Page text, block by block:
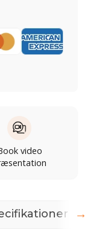
video
→